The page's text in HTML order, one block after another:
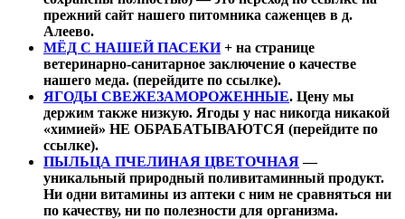
прежний сайт нашего питомника саженцев в д.
Алеево.
МЁД С НАШЕЙ ПАСЕКИ+ на странице
ветеринарно-санитарное заключение о качестве
нашего меда. (перейдите по ссылке).
ЯГОДЫ СВЕЖЕЗАМОРОЖЕННЫЕ. Цену мы
держим также низкую. Ягоды у нас никогда никакой
«химией» НЕ ОБРАБАТЫВАЮТСЯ (перейдите по
ссылке).
ПЫЛЬЦА ПЧЕЛИНАЯ ЦВЕТОЧНАЯ—
уникальный природный поливитаминный продукт.
Ни одни витамины из аптеки с ним не сравняться ни
по качеству, ни по полезности для организма.